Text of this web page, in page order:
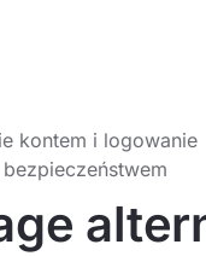
kontem i logowanie